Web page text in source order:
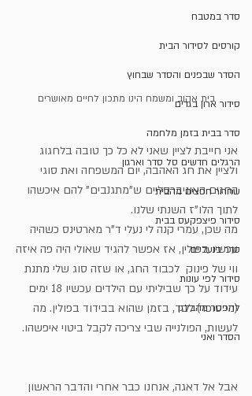
סדר במטבח
קורסים לסידור הבית
הסדר שבפנים והסדר שבחוץ
סידור ארון בגדים
סדר בבית בזמן מלחמה
הרגלים חדשים סל סדר וארגון
שחרור חפצים מהבית
סידור פיצפקעס בבית
סדר בנעליים
סידור לפי עונות
להפטר מהבלגן
הסדר ואני
בית אהוב ומשמח הינו מתכון לחיים מאושרים
אני חייבת לציין שאני לא כל כך טובה בלחגוג
ולציין את חג האהבה, יום המשפחה ואת סוגי
החגים האוניברסליים ש"מתגנבים" להם איכשהו
לתוך הלו"ז השנתי שלנו.
מה שכן, עמרי קנה לי נעלי ד"ר מארטינס כשהיה
עכשיו בפולין, אז אפשר להגיד שאולי היה פה איזה
ווי של פינוק  לכבוד החג, או שזה סוג שלי מתנת
עידוד על כך שביליתי עם הילדים עכשיו 18 ימים
(מי סופר) לבד, בזמן שהוא בבידוד בפולין. מה
לעשות, הפולנייה שבי צריכה לקבל ביטוי איפשהו.
אבל אל דאגה, אנחנו כבר אחרי והדבר הראשון